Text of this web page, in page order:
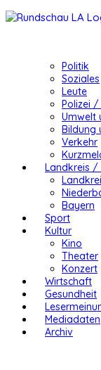
Politik
Soziales
Leute
Polizei /
Umwelt
Bildung
Verkehr
Landkreis /
Bayern
Sport
Kultur
Kino
Theater
Konzert
Wirtschaft
Gesundheit
Mediadaten
Archiv